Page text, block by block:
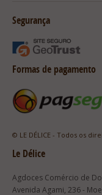
Segurança
Formas de pagamento
© LE DÉLICE - Todos os
Le Délice
Agdoces Comércio de
Avenida Agami, 236 -